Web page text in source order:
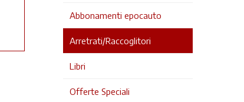
Abbonamenti epocauto
Arretrati/Raccoglitori
Libri
Offerte Speciali